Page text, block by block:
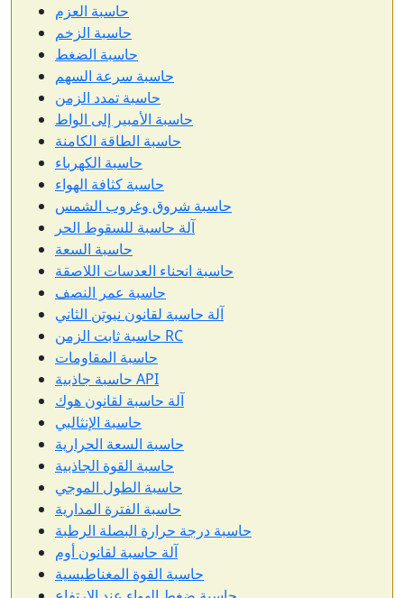
حاسبة العزم
حاسبة الزخم
حاسبة الضغط
حاسبة سرعة السهم
حاسبة تمدد الزمن
حاسبة الأمبير إلى الواط
حاسبة الطاقة الكامنة
حاسبة الكهرباء
حاسبة كثافة الهواء
حاسبة شروق وغروب الشمس
آلة حاسبة للسقوط الحر
حاسبة السعة
حاسبة انحناء العدسات اللاصقة
حاسبة عمر النصف
آلة حاسبة لقانون نيوتن الثاني
حاسبة ثابت الزمن RC
حاسبة المقاومات
حاسبة جاذبية API
آلة حاسبة لقانون هوك
حاسبة الإنثالبي
حاسبة السعة الحرارية
حاسبة القوة الجاذبية
حاسبة الطول الموجي
حاسبة الفترة المدارية
حاسبة درجة حرارة البصلة الرطبة
آلة حاسبة لقانون أوم
حاسبة القوة المغناطيسية